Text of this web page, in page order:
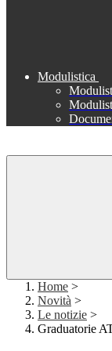
Modulistica
Home >
Novità >
Le notizie >
Graduatorie